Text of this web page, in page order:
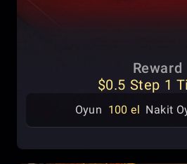
Reward
$0.5 Step 1
Oyun 100 el Nakit